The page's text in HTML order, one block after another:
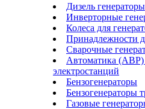
Дизель генераторы
Инверторные
Колеса для
Принадлежности
Сварочные
Автоматика (АВР)
электростанций
Бензогенераторы
Бензогенераторы
Газовые